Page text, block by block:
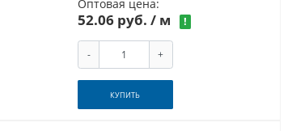
Оптовая цена:
52.06 руб./ м !
- +
КУПИТЬ